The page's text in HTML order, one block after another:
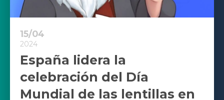
15/04
2024
España lidera la
celebración del Día
Mundial de las lentillas en